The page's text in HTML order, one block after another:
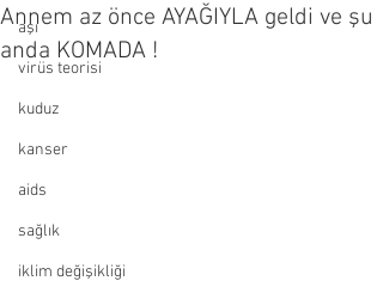
aşı
virüs teorisi
kuduz
kanser
aids
sağlık
iklim değişikliği
Annem az önce AYAĞIYLA geldi ve şu
anda KOMADA !